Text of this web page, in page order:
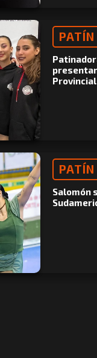
PATÍN
Provincial
PATÍN
Salomón